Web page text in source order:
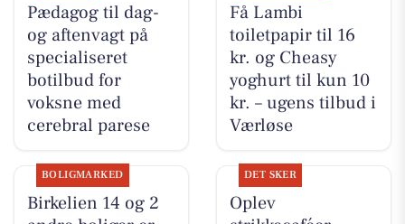
Pædagog til dag-
og aftenvagt på
specialiseret
botilbud for
voksne med
cerebral parese
Få Lambi
toiletpapir til 16
kr. og Cheasy
yoghurt til kun 10
kr. – ugens tilbud i
Værløse
BOLIGMARKED
Birkelien 14 og 2
DET SKER
Oplev